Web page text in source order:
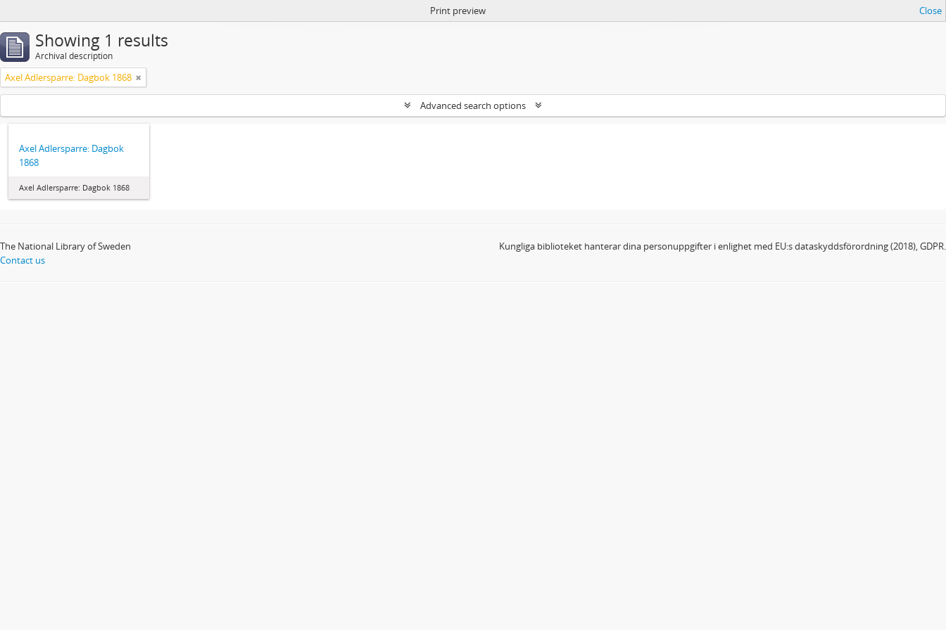
Print preview Close
Showing 1 results
Archival description
Axel Adlersparre: Dagbok 1868
Advanced search options
Axel Adlersparre: Dagbok
1868
Axel Adlersparre: Dagbok 1868
The National Library of Sweden
Contact us
Kungliga biblioteket hanterar dina personuppgifter i enlighet med EU:s dataskyddsförordning (2018), GDPR.